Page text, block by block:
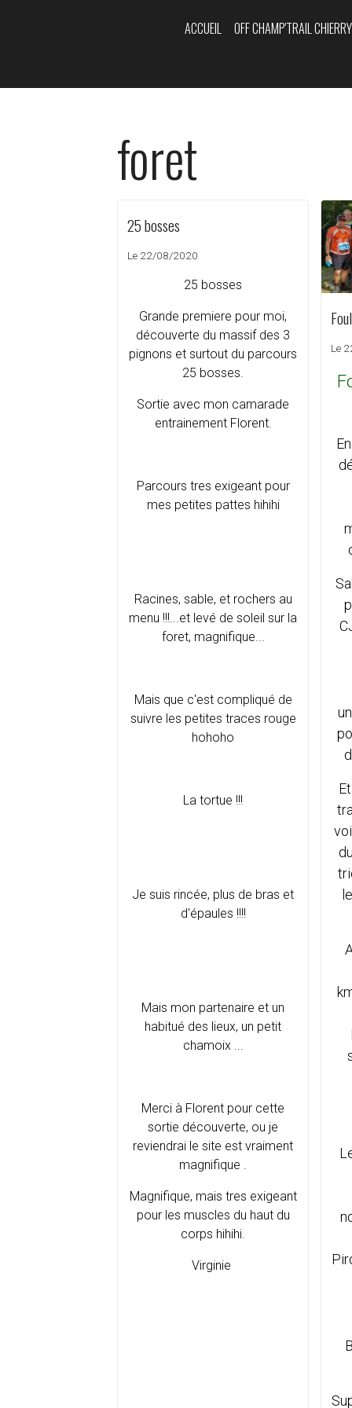
ACCUEIL OFF CHAMP'TRAIL CHIERRY
foret
25 bosses
Le 22/08/2020
25 bosses
Grande premiere pour moi,
découverte du massif des 3
pignons et surtout du parcours
25 bosses.
Sortie avec mon camarade
entrainement Florent.
Parcours tres exigeant pour
mes petites pattes hihihi
Racines, sable, et rochers au
menu !!!...et levé de soleil sur la
foret, magnifique...
Mais que c'est compliqué de
suivre les petites traces rouge
hohoho
La tortue !!!
Je suis rincée, plus de bras et
d'épaules !!!!
Mais mon partenaire et un
habitué des lieux, un petit
chamoix ...
Merci à Florent pour cette
sortie découverte, ou je
reviendrai le site est vraiment
magnifique .
Magnifique, mais tres exigeant
pour les muscles du haut du
corps hihihi.
Virginie
Le